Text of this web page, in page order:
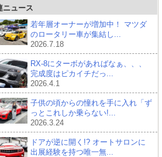
ニュース
若年層オーナーが増加中！ マツダ
のロータリー車が集結し...
2026.7.18
RX-8にターボがあればなぁ、、、
完成度はピカイチだっ...
2026.4.1
子供の頃からの憧れを手に入れ「ず
っとこれしか乗らない!...
2026.3.24
ドアが逆に開く!? オートサロンに
出展経験を持つ唯一無...